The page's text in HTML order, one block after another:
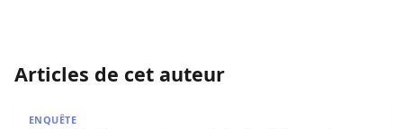
Articles de cet auteur
ENQUÊTE